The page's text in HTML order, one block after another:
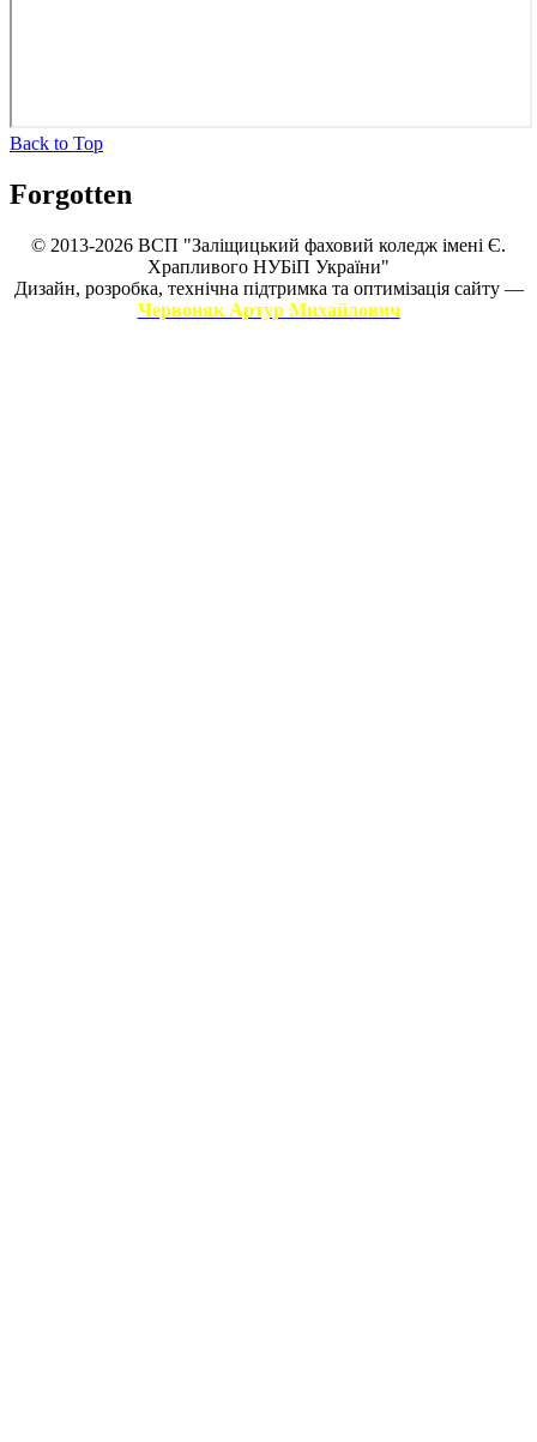
Back to Top
Forgotten
© 2013-2026 ВСП "Заліщицький фаховий коледж імені Є.
Храпливого НУБіП України"
Дизайн, розробка, технічна підтримка та оптимізація сайту —
Червоняк Артур Михайлович